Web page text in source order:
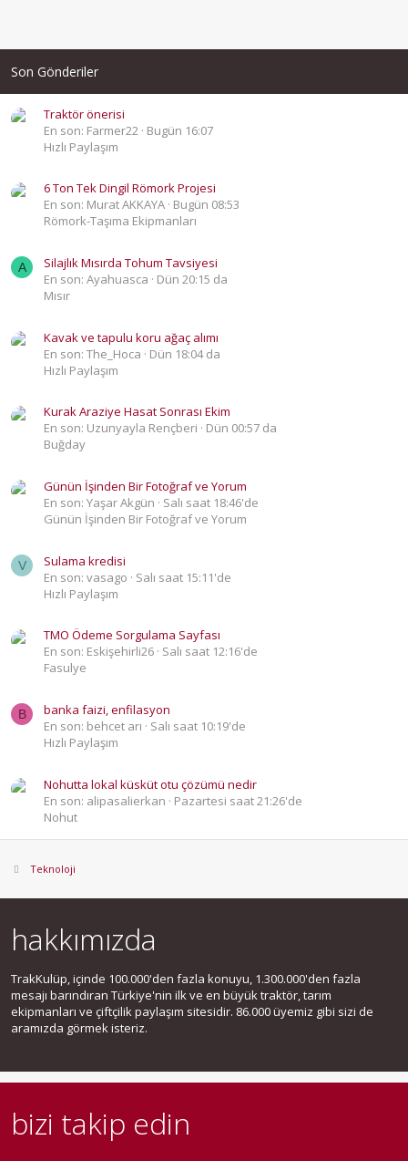
Son Gönderiler
Traktör önerisi
En son: Farmer22 Bugün 16:07
Hızlı Paylaşım
6 Ton Tek Dingil Römork Projesi
En son: Murat AKKAYA Bugün 08:53
Römork-Taşıma Ekipmanları
A
Silajlık Mısırda Tohum Tavsiyesi
En son: Ayahuasca
Dün 20:15 da
Mısır
Kavak ve tapulu koru ağaç alımı
En son: The_Hoca
Dün 18:04 da
Hızlı Paylaşım
Kurak Araziye Hasat Sonrası Ekim
En son: Uzunyayla Rençberi
Dün 00:57 da
Buğday
Günün İşinden Bir Fotoğraf ve Yorum
En son: Yaşar Akgün
Salı saat 18:46'de
Günün İşinden Bir Fotoğraf ve Yorum
V
Sulama kredisi
En son: vasago
Salı saat 15:11'de
Hızlı Paylaşım
TMO Ödeme Sorgulama Sayfası
En son: Eskişehirli26 Salı saat 12:16'de
Fasulye
B
banka faizi, enfilasyon
En son: behcet arı
Salı saat 10:19'de
Hızlı Paylaşım
Nohutta lokal küsküt otu çözümü nedir
En son: alipasalierkan
Pazartesi saat 21:26'de
Nohut
Teknoloji
hakkımızda
TrakKulüp, içinde 100.000'den fazla konuyu, 1.300.000'den fazla
mesajı barındıran Türkiye'nin ilk ve en büyük traktör, tarım
ekipmanları ve çiftçilik paylaşım sitesidir. 86.000 üyemiz gibi sizi de
aramızda görmek isteriz.
bizi takip edin